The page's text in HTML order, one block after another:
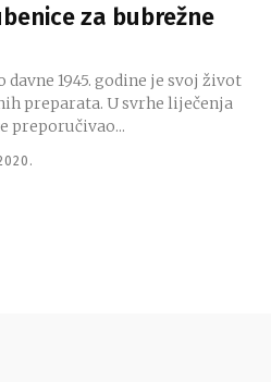
za bubrežne
1945. godine je svoj život
preparata. U svrhe liječenja
preporučivao...